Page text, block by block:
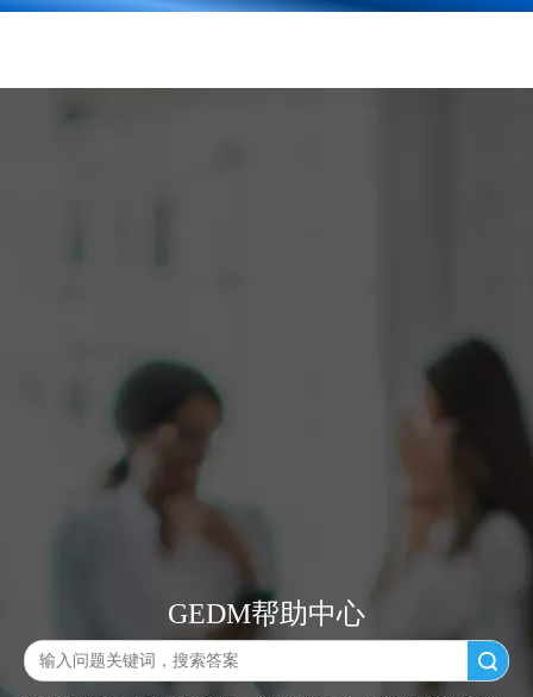
GEDM帮助中心